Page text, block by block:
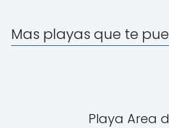
Mas playas que te
Playa Area